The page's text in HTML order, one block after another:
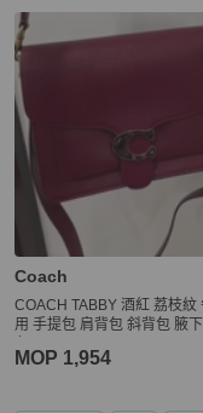
Coach
COACH TABBY 酒紅 荔枝紋
用 手提包 肩背包 斜背包 腋下
MOP 1,954